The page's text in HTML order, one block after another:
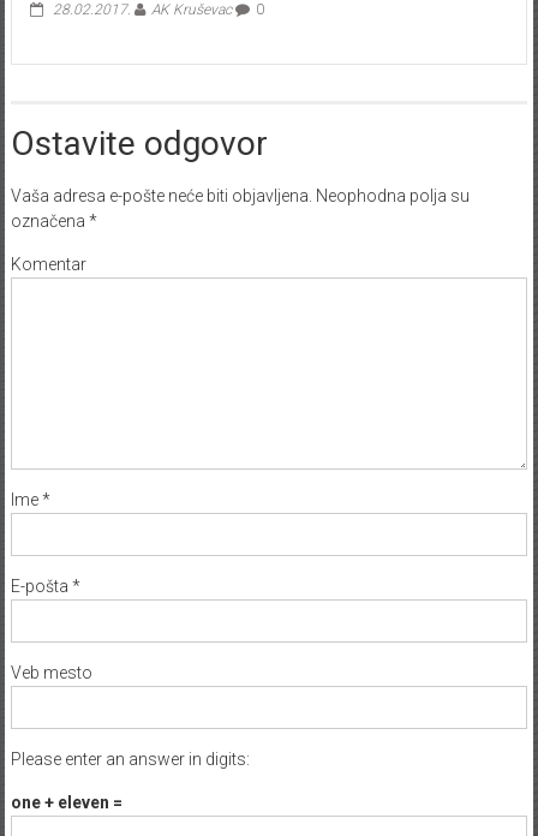
28.02.2017. AK Kruševac 0
Ostavite odgovor
Vaša adresa e-pošte neće biti objavljena. Neophodna polja su
označena *
Komentar
Ime*
E-pošta *
Veb mesto
Please enter an answer in digits:
one + eleven =